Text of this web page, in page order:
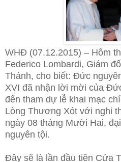
WHĐ (07.12.2015) – Hôm
Federico Lombardi, Giám
Thánh, cho biết: Đức
XVI đã nhận lời mời của
đến tham dự lễ khai mạc
Lòng Thương Xót với nghi
ngày 08 tháng Mười Hai,
nguyên tội.
Đây sẽ là lần đầu tiên Cửa